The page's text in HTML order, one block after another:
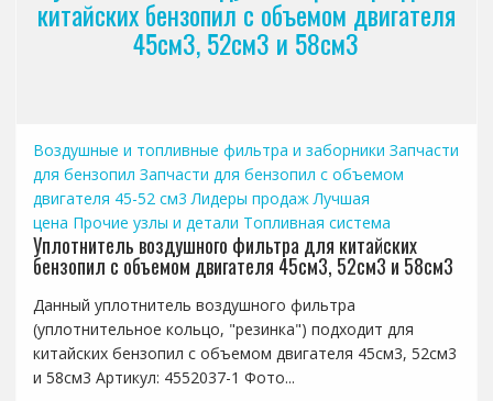
китайских бензопил с объемом двигателя
45см3, 52см3 и 58см3
Воздушные и топливные фильтра и заборники Запчасти
для бензопил Запчасти для бензопил с объемом
двигателя 45-52 см3 Лидеры продаж Лучшая
цена Прочие узлы и детали Топливная система
Уплотнитель воздушного фильтра для китайских
бензопил с объемом двигателя 45см3, 52см3 и 58см3
Данный уплотнитель воздушного фильтра
(уплотнительное кольцо, "резинка") подходит для
китайских бензопил с объемом двигателя 45см3, 52см3
и 58см3 Артикул: 4552037-1 Фото...